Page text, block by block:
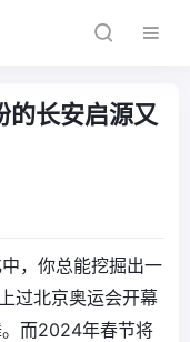
的长安启源又
，你总能挖掘出一
过北京奥运会开幕
而2024年春节将